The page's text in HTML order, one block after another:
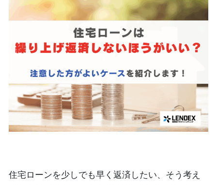
住宅ローンを少しでも早く返済したい、そう考え